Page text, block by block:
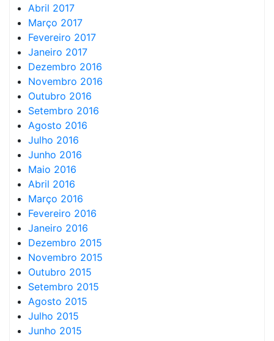
Abril 2017
Março 2017
Fevereiro 2017
Janeiro 2017
Dezembro 2016
Novembro 2016
Outubro 2016
Setembro 2016
Agosto 2016
Julho 2016
Junho 2016
Maio 2016
Abril 2016
Março 2016
Fevereiro 2016
Janeiro 2016
Dezembro 2015
Novembro 2015
Outubro 2015
Setembro 2015
Agosto 2015
Julho 2015
Junho 2015